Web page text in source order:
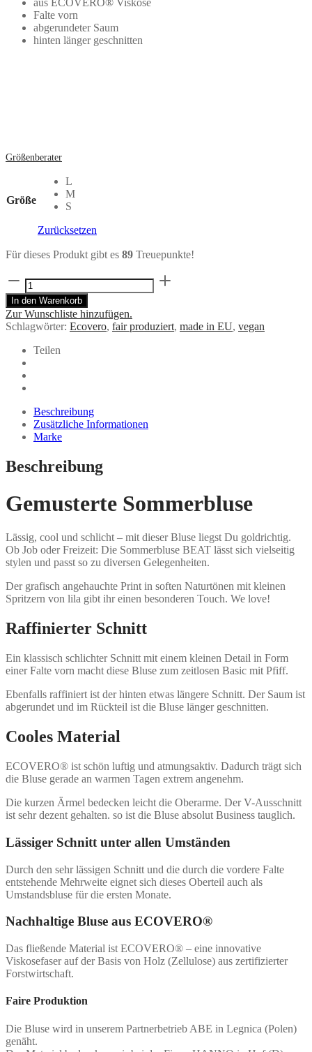
Falte vorn
abgerundeter Saum
hinten länger geschnitten
Größenberater
Größe
L
M
S
Zurücksetzen
Für dieses Produkt gibt es 89 Treuepunkte!
gemusterte
Sommerbluse
BEAT
radiance
aus
Menge
In den Warenkorb
Zur Wunschliste hinzufügen.
Schlagwörter: Ecovero, fair produziert, made in EU, vegan
Teilen
Beschreibung
Zusätzliche Informationen
Marke
Beschreibung
Gemusterte Sommerbluse
Lässig, cool und schlicht – mit dieser Bluse liegst Du goldrichtig.
Ob Job oder Freizeit: Die Sommerbluse BEAT lässt sich vielseitig
stylen und passt so zu diversen Gelegenheiten.
Der grafisch angehauchte Print in soften Naturtönen mit kleinen
Spritzern von lila gibt ihr einen besonderen Touch. We love!
Raffinierter Schnitt
Ein klassisch schlichter Schnitt mit einem kleinen Detail in Form
einer Falte vorn macht diese Bluse zum zeitlosen Basic mit Pfiff.
Ebenfalls raffiniert ist der hinten etwas längere Schnitt. Der Saum ist
abgerundet und im Rückteil ist die Bluse länger geschnitten.
Cooles Material
ECOVERO® ist schön luftig und atmungsaktiv. Dadurch trägt sich
die Bluse gerade an warmen Tagen extrem angenehm.
Die kurzen Ärmel bedecken leicht die Oberarme. Der V-Ausschnitt
ist sehr dezent gehalten. so ist die Bluse absolut Business tauglich.
Lässiger Schnitt unter allen Umständen
Durch den sehr lässigen Schnitt und die durch die vordere Falte
entstehende Mehrweite eignet sich dieses Oberteil auch als
Umstandsbluse für die ersten Monate.
Nachhaltige Bluse aus ECOVERO®
Das fließende Material ist ECOVERO® – eine innovative
Viskosefaser auf der Basis von Holz (Zellulose) aus zertifizierter
Forstwirtschaft.
Faire Produktion
Die Bluse wird in unserem Partnerbetrieb ABE in Legnica (Polen)
genäht.